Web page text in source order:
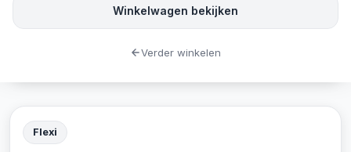
Flexi
Winkelwagen bekijken
Verder winkelen